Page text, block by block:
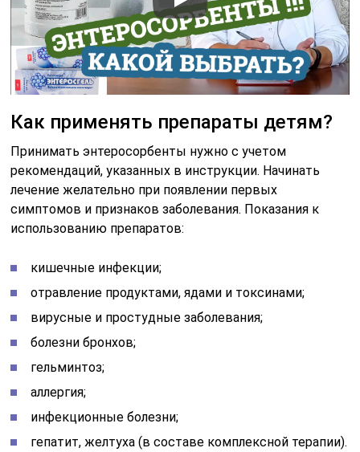
Как применять препараты детям?
Принимать энтеросорбенты нужно с учетом
рекомендаций, указанных в инструкции. Начинать
лечение желательно при появлении первых
симптомов и признаков заболевания. Показания к
использованию препаратов:
кишечные инфекции;
отравление продуктами, ядами и токсинами;
вирусные и простудные заболевания;
болезни бронхов;
гельминтоз;
аллергия;
инфекционные болезни;
гепатит, желтуха (в составе комплексной терапии).